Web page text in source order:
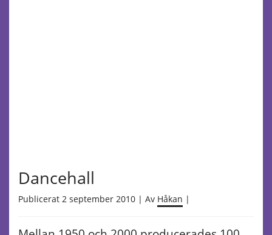
Dancehall
Publicerat 2 september 2010 | Av Håkan |